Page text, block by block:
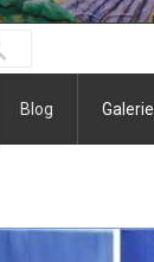
Blog Galerie